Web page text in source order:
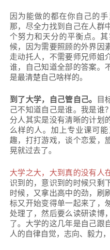
因为能做的都在你自己的
那，尽全力找到自己在人群
个努力和天分的平衡点。
候，因为需要照顾的外界因
走动托人，不需要师兄师姐
谁，自己知道全部的答案。
是最清楚自己啥样的。
到了大学，自己管自己。 目
己不知道自己是谁。 我是谁
分人其实是没有清晰的计划
么样的人。加上专业课可
趣，打打游戏，谈个恋爱，
晃就过去了。
大学之大，大到真的没有人
识到的，意识到的时候只剩
时候，又拿出高中的劲，刷
标又开始变得单一起来了，
处理了，然后要么读研读博
了。大学的这几年是自己跟
人的自律自觉，志向、毅力